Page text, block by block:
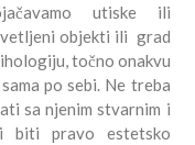
utiske ili
objekti ili grad
točno onakvu
po sebi. Ne treba
sa njenim stvarnim i
biti pravo estetsko